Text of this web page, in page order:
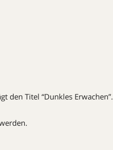
den Titel “Dunkles Erwachen”.